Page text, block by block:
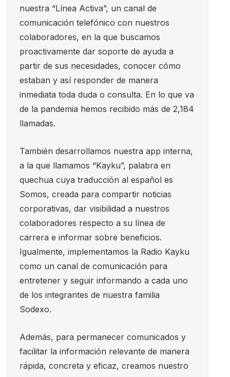
nuestra “Línea Activa”, un canal de
comunicación telefónico con nuestros
colaboradores, en la que buscamos
proactivamente dar soporte de ayuda a
partir de sus necesidades, conocer cómo
estaban y así responder de manera
inmediata toda duda o consulta. En lo que va
de la pandemia hemos recibido más de 2,184
llamadas.
También desarrollamos nuestra app interna,
a la que llamamos “Kayku”, palabra en
quechua cuya traducción al español es
Somos, creada para compartir noticias
corporativas, dar visibilidad a nuestros
colaboradores respecto a su línea de
carrera e informar sobre beneficios.
Igualmente, implementamos la Radio Kayku
como un canal de comunicación para
entretener y seguir informando a cada uno
de los integrantes de nuestra familia
Sodexo.
Además, para permanecer comunicados y
facilitar la información relevante de manera
rápida, concreta y eficaz, creamos nuestro